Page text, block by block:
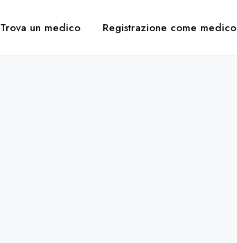
Trova un medico Registrazione come medico